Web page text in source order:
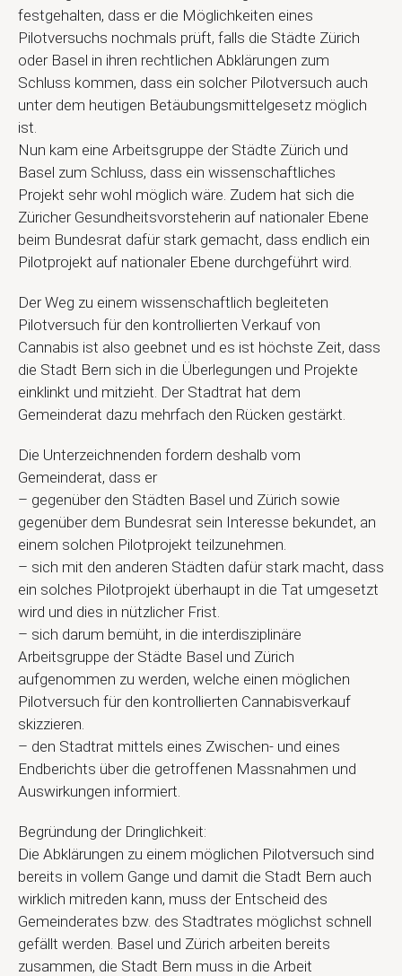
festgehalten, dass er die Möglichkeiten eines
Pilotversuchs nochmals prüft, falls die Städte Zürich
oder Basel in ihren rechtlichen Abklärungen zum
Schluss kommen, dass ein solcher Pilotversuch auch
unter dem heutigen Betäubungsmittelgesetz möglich
ist.
Nun kam eine Arbeitsgruppe der Städte Zürich und
Basel zum Schluss, dass ein wissenschaftliches
Projekt sehr wohl möglich wäre. Zudem hat sich die
Züricher Gesundheitsvorsteherin auf nationaler Ebene
beim Bundesrat dafür stark gemacht, dass endlich ein
Pilotprojekt auf nationaler Ebene durchgeführt wird.
Der Weg zu einem wissenschaftlich begleiteten
Pilotversuch für den kontrollierten Verkauf von
Cannabis ist also geebnet und es ist höchste Zeit, dass
die Stadt Bern sich in die Überlegungen und Projekte
einklinkt und mitzieht. Der Stadtrat hat dem
Gemeinderat dazu mehrfach den Rücken gestärkt.
Die Unterzeichnenden fordern deshalb vom
Gemeinderat, dass er
– gegenüber den Städten Basel und Zürich sowie
gegenüber dem Bundesrat sein Interesse bekundet, an
einem solchen Pilotprojekt teilzunehmen.
– sich mit den anderen Städten dafür stark macht, dass
ein solches Pilotprojekt überhaupt in die Tat umgesetzt
wird und dies in nützlicher Frist.
– sich darum bemüht, in die interdisziplinäre
Arbeitsgruppe der Städte Basel und Zürich
aufgenommen zu werden, welche einen möglichen
Pilotversuch für den kontrollierten Cannabisverkauf
skizzieren.
– den Stadtrat mittels eines Zwischen- und eines
Endberichts über die getroffenen Massnahmen und
Auswirkungen informiert.
Begründung der Dringlichkeit:
Die Abklärungen zu einem möglichen Pilotversuch sind
bereits in vollem Gange und damit die Stadt Bern auch
wirklich mitreden kann, muss der Entscheid des
Gemeinderates bzw. des Stadtrates möglichst schnell
gefällt werden. Basel und Zürich arbeiten bereits
zusammen, die Stadt Bern muss in die Arbeit